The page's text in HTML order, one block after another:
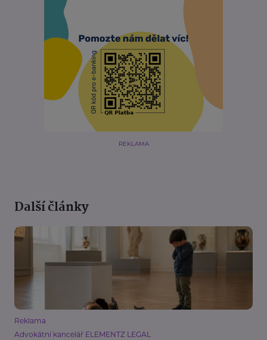
REKLAMA
Další články
Reklama
Advokátní kancelář ELEMENTZ LEGAL